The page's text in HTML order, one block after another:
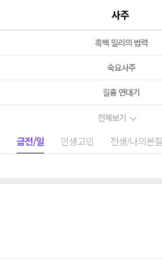
사주
흑백 밀리의 법력
숙요사주
길흉 연대기
전체보기
금전/일 인생고민 전생/나의본질